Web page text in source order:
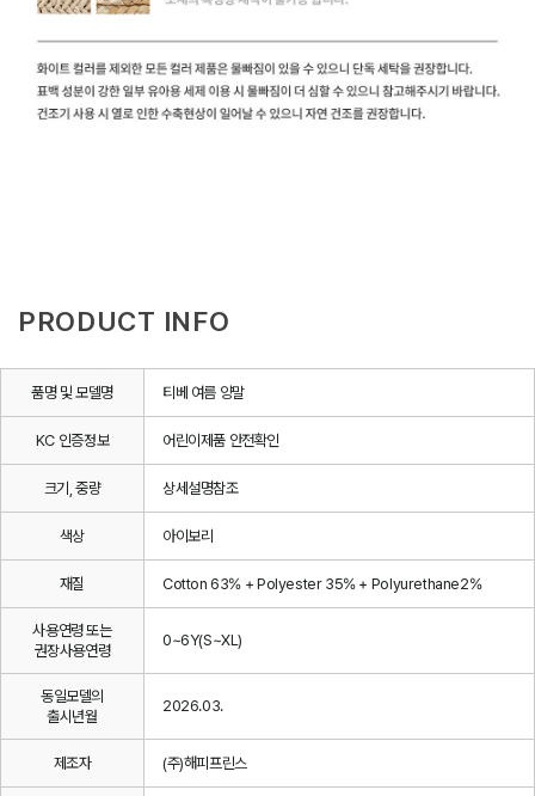
PRODUCT INFO
품명 및 모델명 티베 여름 양말
KC 인증정보 어린이제품 안전확인
크기, 중량 상세설명참조
색상 아이보리
재질 Cotton 63% + Polyester 35% + Polyurethane2%
사용연령 또는
권장사용연령
0~6Y(S~XL)
동일모델의
출시년월
2026.03.
제조자 (주)해피프린스